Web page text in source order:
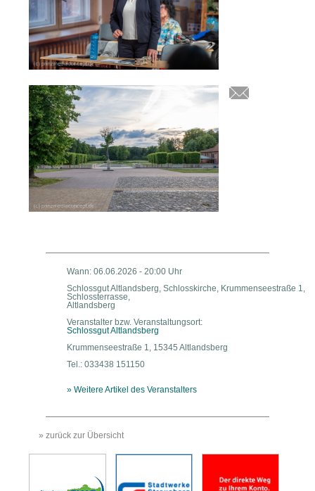
Wann: 06.06.2026 - 20:00 Uhr
Schlossgut Altlandsberg, Schlosskirche, Krummenseestraße 1,
Schlossterrasse,
Altlandsberg
Veranstalter bzw. Veranstaltungsort:
Schlossgut Altlandsberg
Krummenseestraße 1, 15345 Altlandsberg
Tel.: 033438 151150
» Weitere Artikel des Veranstalters
» zurück zur Übersicht